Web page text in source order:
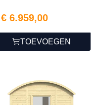
€ 6.959,00
TOEVOEGEN